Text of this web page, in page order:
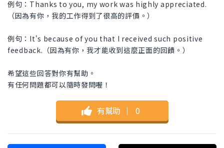
例句：Thanks to you, my work was highly appreciated.
（因為有你，我的工作得到了很高的評價。）
例句：It's because of you that I received such positive
feedback.（因為有你，我才能收到這麼正面的回饋。）
希望這些回答對你有幫助。
有任何問題都可以隨時發問喔！
有幫助 ｜ 0